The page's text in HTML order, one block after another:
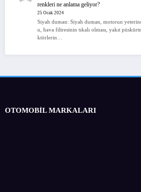
renkleri ne anlama geliyor?
25 Ocak 2024
Siyah duman: Siyah duman, motorun
u, hava filtresinin tıkalı olması, yakıt
ktörlerin…
OTOMOBİL MARKALARI